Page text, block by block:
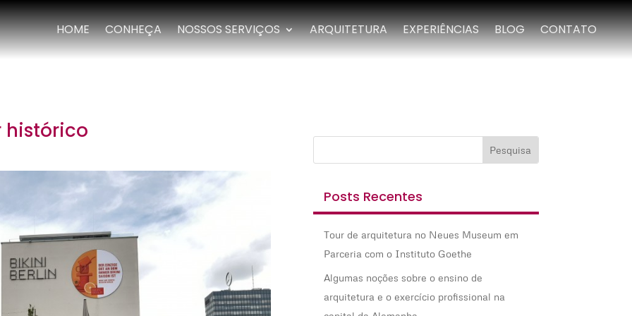
HOME CONHEÇA NOSSOS SERVIÇOS ARQUITETURA EXPERIÊNCIAS BLOG CONTATO
histórico
Posts Recentes
Tour de arquitetura no Neues Museum em
Parceria com o Instituto Goethe
Algumas noções sobre o ensino de
arquitetura e o exercício profissional na